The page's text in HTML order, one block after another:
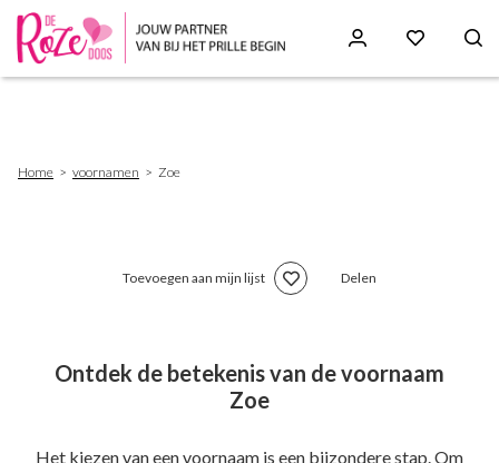
Home voornamen Zoe
Toevoegen aan mijn lijst Delen
Ontdek de betekenis van de voornaam
Zoe
Het kiezen van een voornaam is een bijzondere stap. Om